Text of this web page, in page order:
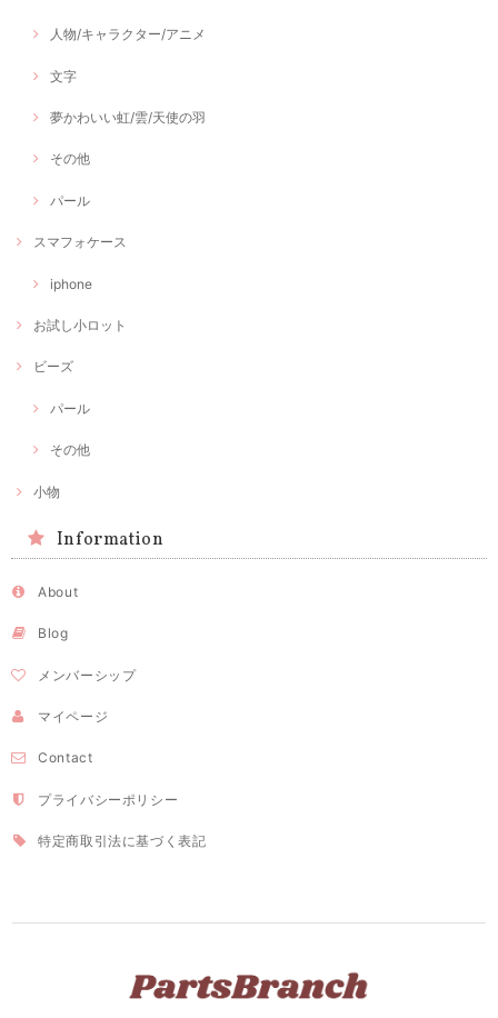
人物/キャラクター/アニメ
文字
夢かわいい虹/雲/天使の羽
その他
パール
スマフォケース
iphone
お試し小ロット
ビーズ
パール
その他
小物
Information
About
Blog
メンバーシップ
マイページ
Contact
プライバシーポリシー
特定商取引法に基づく表記